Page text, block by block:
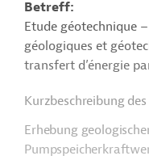
Betreff
Etude géotechnique
géologiques et
transfert d’énergie
Kurzbeschreibung
Erhebung